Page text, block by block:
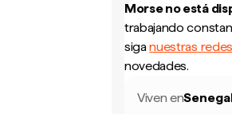
Morse no está
trabajando
siganuestras
novedades.
Viven en